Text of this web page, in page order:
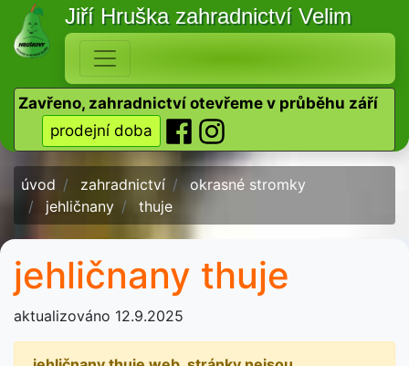
Jiří Hruška zahradnictví Velim
Zavřeno, zahradnictví otevřeme v průběhu září
prodejní doba
úvod zahradnictví
okrasné stromky
jehličnany
thuje
jehličnany thuje
aktualizováno 12.9.2025